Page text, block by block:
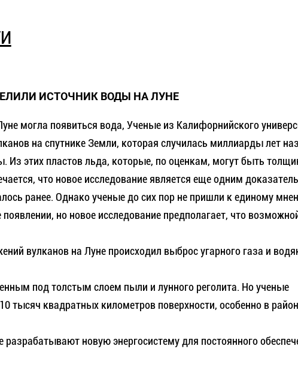
ИСТОЧНИК ВОДЫ НА ЛУНЕ
могла появиться вода, Ученые из Калифорнийского
на спутнике Земли, которая случилась миллиарды лет
Из этих пластов льда, которые, по оценкам, могут быть
что новое исследование является еще одним
ранее. Однако ученые до сих пор не пришли к единому
но новое исследование предполагает, что
вулканов на Луне происходил выброс угарного газа и
под толстым слоем пыли и лунного реголита. Но ученые
тысяч квадратных километров поверхности, особенно в
новую энергосистему для постоянного